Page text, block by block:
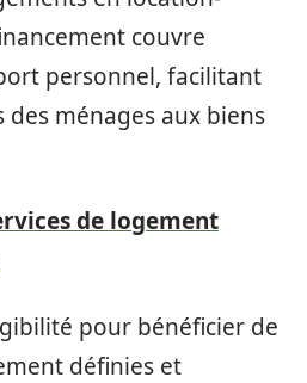
couvre
personnel, facilitant
des ménages aux biens
de logement
pour bénéficier de
définies et